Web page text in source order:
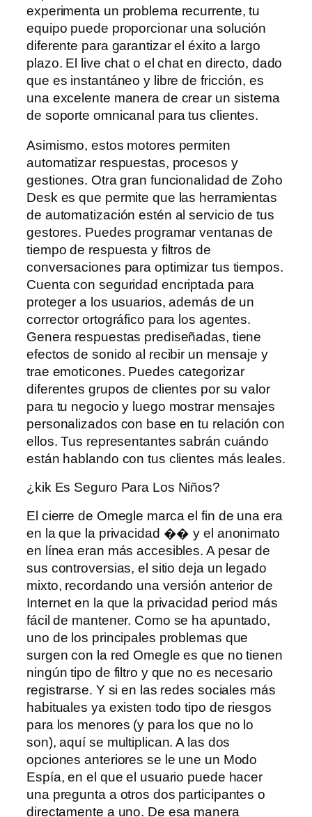
experimenta un problema recurrente, tu
equipo puede proporcionar una solución
diferente para garantizar el éxito a largo
plazo. El live chat o el chat en directo, dado
que es instantáneo y libre de fricción, es
una excelente manera de crear un sistema
de soporte omnicanal para tus clientes.
Asimismo, estos motores permiten
automatizar respuestas, procesos y
gestiones. Otra gran funcionalidad de Zoho
Desk es que permite que las herramientas
de automatización estén al servicio de tus
gestores. Puedes programar ventanas de
tiempo de respuesta y filtros de
conversaciones para optimizar tus tiempos.
Cuenta con seguridad encriptada para
proteger a los usuarios, además de un
corrector ortográfico para los agentes.
Genera respuestas prediseñadas, tiene
efectos de sonido al recibir un mensaje y
trae emoticones. Puedes categorizar
diferentes grupos de clientes por su valor
para tu negocio y luego mostrar mensajes
personalizados con base ​​en tu relación con
ellos. Tus representantes sabrán cuándo
están hablando con tus clientes más leales.
¿kik Es Seguro Para Los Niños?
El cierre de Omegle marca el fin de una era
en la que la privacidad �� y el anonimato
en línea eran más accesibles. A pesar de
sus controversias, el sitio deja un legado
mixto, recordando una versión anterior de
Internet en la que la privacidad period más
fácil de mantener. Como se ha apuntado,
uno de los principales problemas que
surgen con la red Omegle es que no tienen
ningún tipo de filtro y que no es necesario
registrarse. Y si en las redes sociales más
habituales ya existen todo tipo de riesgos
para los menores (y para los que no lo
son), aquí se multiplican. A las dos
opciones anteriores se le une un Modo
Espía, en el que el usuario puede hacer
una pregunta a otros dos participantes o
directamente a uno. De esa manera